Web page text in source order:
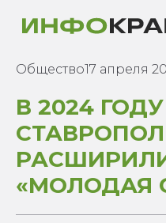
Общество17 апреля
В 2024
«МОЛОДАЯ